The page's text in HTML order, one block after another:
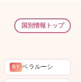
国別情報トップ
BY ベラルーシ